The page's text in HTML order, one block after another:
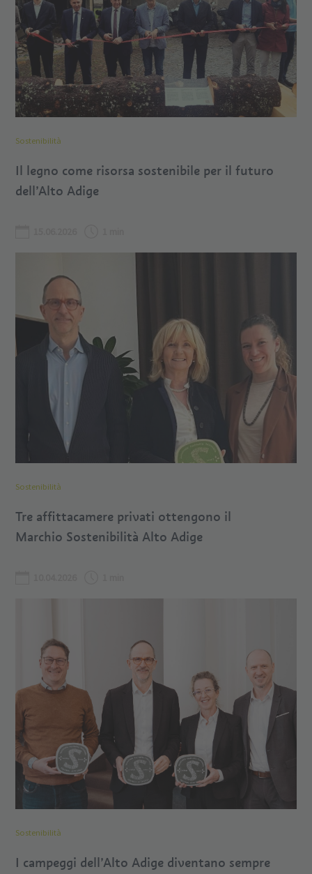
Sostenibilità
Il legno come risorsa sostenibile per il futuro
dell’Alto Adige
Sostenibilità
Tre affittacamere privati ottengono il
Marchio Sostenibilità Alto Adige
Sostenibilità
I campeggi dell’Alto Adige diventano sempre